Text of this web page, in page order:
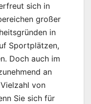
sich in
großer
in
Sportplätzen,
Doch auch im
an
von
Sie sich für